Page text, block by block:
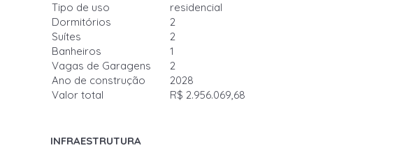
Tipo de uso
residencial
Dormitórios
2
Suítes
2
Banheiros
1
Vagas de Garagens
2
Ano de construção
2028
Valor total
R$ 2.956.069,68
INFRAESTRUTURA